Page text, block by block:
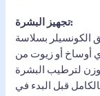
تجهيز البشرة:
الكونسيلر بسلاسة
أوساخ أو زيوت من
لترطيب البشرة
قبل البدء في